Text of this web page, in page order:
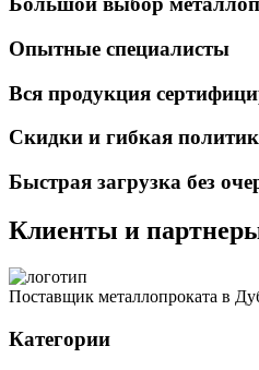
Опытные специалисты
Вся продукция
Скидки и гибкая
Быстрая загрузка без
Клиенты и
Поставщик металлопроката в
Категории